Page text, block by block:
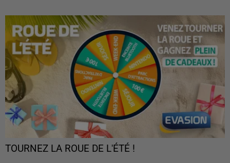
TOURNEZ LA ROUE DE L'ÉTÉ !